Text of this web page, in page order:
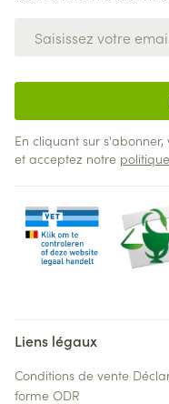
En cliquant sur
et acceptez notre
Liens légaux
Conditions de vente
forme ODR